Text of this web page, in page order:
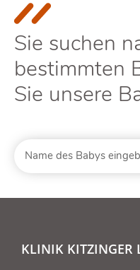
Sie suchen
bestimmten
Sie unsere
KLINIK KITZINGER